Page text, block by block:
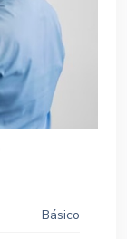
Básico